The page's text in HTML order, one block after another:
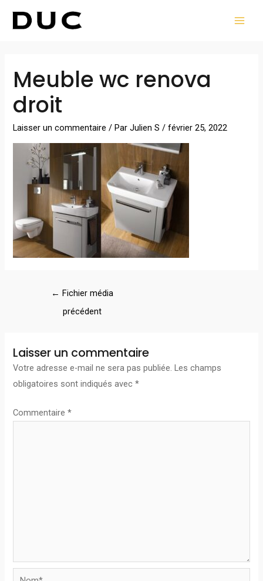
Meuble wc renova
droit
Laisser un commentaire / ParJulien S/février 25, 2022
des
articles
← Fichier média
précédent
Laisser un commentaire
Votre adresse e-mail ne sera pas publiée. Les champs
obligatoires sont indiqués avec*
Commentaire*
Nom*